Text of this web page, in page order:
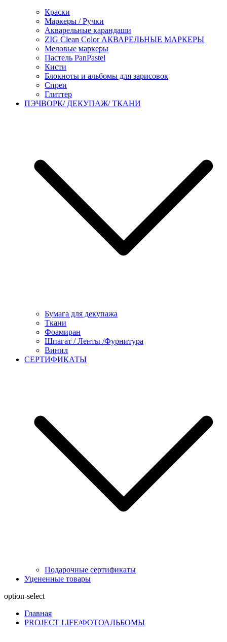
Краски
Маркеры / Ручки
Акварельные карандаши
ZIG Clean Color АКВАРЕЛЬНЫЕ МАРКЕРЫ
Меловые маркеры
Пастель PanPastel
Кисти
Блокноты и альбомы для зарисовок
Спреи
Глиттер
ПЭЧВОРК/ ДЕКУПАЖ/ ТКАНИ
Бумага для декупажа
Ткани
Фоамиран
Шпагат / Ленты /Фурнитура
Винил
СЕРТИФИКАТЫ
Подарочные сертификаты
Уцененные товары
option-select
Главная
PROJECT LIFE/ФОТОАЛЬБОМЫ